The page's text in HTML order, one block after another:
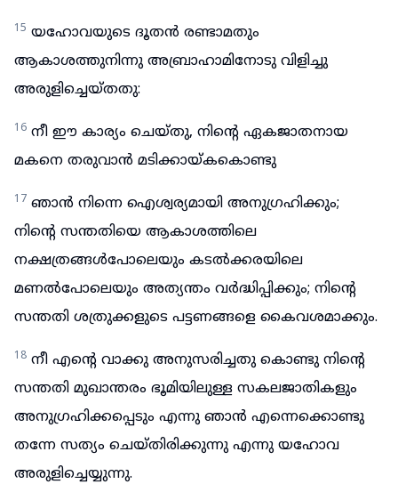
15 യഹോവയുടെ ദൂതൻ രണ്ടാമതും
ആകാശത്തുനിന്നു അബ്രാഹാമിനോടു വിളിച്ചു
അരുളിച്ചെയ്തതു:
16 നീ ഈ കാര്യം ചെയ്തു, നിന്റെ ഏകജാതനായ
മകനെ തരുവാൻ മടിക്കായ്കകൊണ്ടു
17 ഞാൻ നിന്നെ ഐശ്വര്യമായി അനുഗ്രഹിക്കും;
നിന്റെ സന്തതിയെ ആകാശത്തിലെ
നക്ഷത്രങ്ങൾപോലെയും കടൽക്കരയിലെ
മണൽപോലെയും അത്യന്തം വർദ്ധിപ്പിക്കും; നിന്റെ
സന്തതി ശത്രുക്കളുടെ പട്ടണങ്ങളെ കൈവശമാക്കും.
18 നീ എന്റെ വാക്കു അനുസരിച്ചതു കൊണ്ടു നിന്റെ
സന്തതി മുഖാന്തരം ഭൂമിയിലുള്ള സകലജാതികളും
അനുഗ്രഹിക്കപ്പെടും എന്നു ഞാൻ എന്നെക്കൊണ്ടു
തന്നേ സത്യം ചെയ്തിരിക്കുന്നു എന്നു യഹോവ
അരുളിച്ചെയ്യുന്നു.